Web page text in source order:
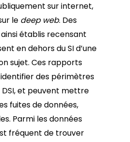
sur internet,
le deep web. Des
établis recensant
en dehors du SI d’une
sujet. Ces rapports
des périmètres
DSI, et peuvent mettre
fuites de données,
Parmi les données
fréquent de trouver